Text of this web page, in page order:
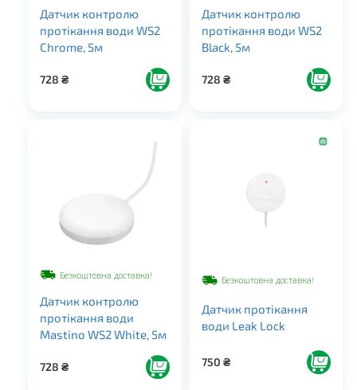
Датчик контролю
протікання води WS2
Chrome, 5м
728 ₴
Датчик контролю
протікання води WS2
Black, 5м
728 ₴
Безкоштовна доставка!
Датчик контролю
протікання води
Mastino WS2 White, 5м
728 ₴
Безкоштовна доставка!
Датчик протікання
води Leak Lock
750 ₴